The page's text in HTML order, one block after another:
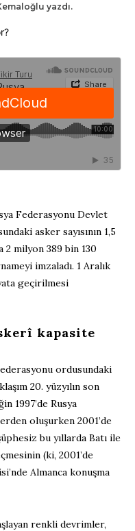
yazdı.
Federasyonu Devlet
asker sayısının 1,5
2 milyon 389 bin 130
imzaladı. 1 Aralık
geçirilmesi
kapasite
ordusundaki
20. yüzyılın son
1997’de Rusya
oluşurken 2001’de
bu yıllarda Batı ile
(ki, 2001’de
Almanca konuşma
renkli devrimler,